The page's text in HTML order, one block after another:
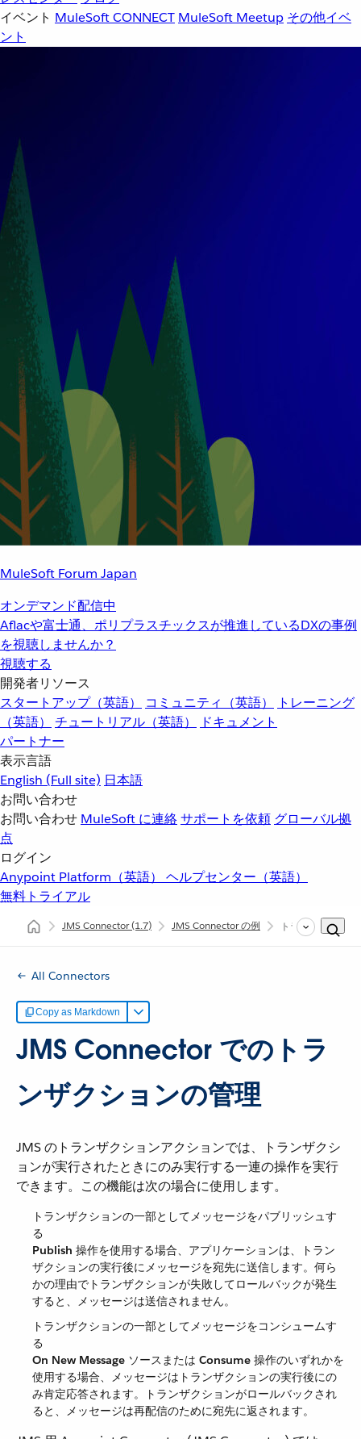
イベント MuleSoft CONNECT MuleSoft Meetup その他イベ
ント
MuleSoft Forum Japan
オンデマンド配信中
Aflacや富士通、ポリプラスチックスが推進しているDXの事例
を視聴しませんか？
視聴する
開発者リソース
スタートアップ（英語）
コミュニティ（英語）
トレーニング
（英語）
チュートリアル（英語）
ドキュメント
パートナー
表示言語
English (Full site) 日本語
お問い合わせ
お問い合わせ MuleSoft に連絡サポートを依頼 グローバル拠
点
ログイン
Anypoint Platform（英語） ヘルプセンター（英語）
無料トライアル
JMS Connector(1.7) JMS Connector の例 トランザクショ
All Connectors
Copy as Markdown
JMS Connector でのトラ
ンザクションの管理
JMS のトランザクションアクションでは、トランザクシ
ョンが実行されたときにのみ実行する一連の操作を実行
できます。この機能は次の場合に使用します。
トランザクションの一部としてメッセージをパブリッシュす
る
Publish ​ 操作を使用する場合、アプリケーションは、トラン
ザクションの実行後にメッセージを宛先に送信します。何ら
かの理由でトランザクションが失敗してロールバックが発生
すると、メッセージは送信されません。
トランザクションの一部としてメッセージをコンシュームす
る
On New Message ​ ソースまたは ​ Consume ​ 操作のいずれかを
使用する場合、メッセージはトランザクションの実行後にの
み肯定応答されます。トランザクションがロールバックされ
ると、メッセージは再配信のために宛先に返されます。